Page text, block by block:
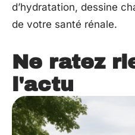
d’hydratation, dessine
de votre santé rénale.
Ne ratez
l'actu